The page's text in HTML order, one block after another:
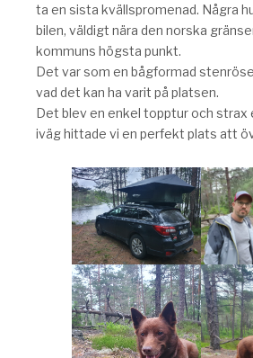
ta en sista kvällspromenad. Några
bilen, väldigt nära den norska
kommuns högsta punkt.
Det var som en bågformad
vad det kan ha varit på platsen.
Det blev en enkel topptur och
iväg hittade vi en perfekt plats att